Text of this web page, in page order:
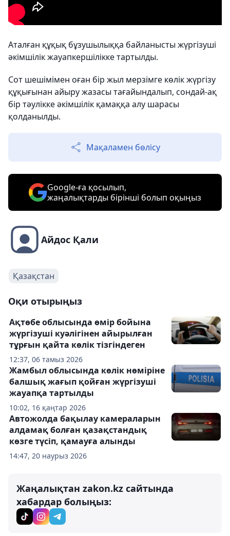
Аталған құқық бұзушылыққа байланысты жүргізуші
әкімшілік жауапкершілікке тартылды.
Сот шешімімен оған бір жыл мерзімге көлік жүргізу
құқығынан айыру жазасы тағайындалып, сондай-ақ
бір тәулікке әкімшілік қамаққа алу шарасы
қолданылды.
Мақаламен бөлісу
Google-ға қосылып,
жаңалықтарды бірінші болып оқыңыз
Айдос Қали
Қазақстан
Оқи отырыңыз
12:37, 06 тамыз 2026
Ақтөбе облысында өмір бойына
жүргізуші куәлігінен айырылған
тұрғын қайта көлік тізгіндеген
10:02, 16 қаңтар 2026
Жамбыл облысында көлік нөміріне
балшық жағып қойған жүргізуші
жауапқа тартылды
14:47, 20 наурыз 2026
Автожолда бақылау камераларын
алдамақ болған қазақстандық
көзге түсіп, қамауға алынды
Жаңалықтан zakon.kz сайтында
хабардар болыңыз: